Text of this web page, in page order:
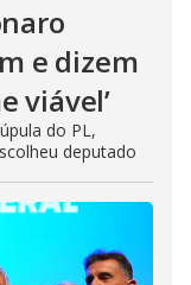
e dizem
viável’
do PL,
deputado